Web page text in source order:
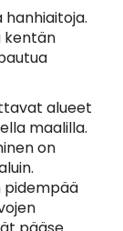
kentän
alueet
maalilla.
on
pidempää